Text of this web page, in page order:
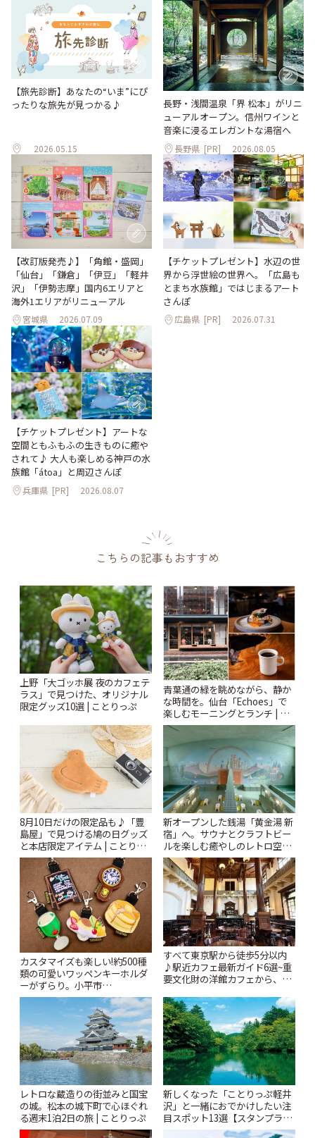
【旅先診断】あなたの“いま”にぴ
ったりな旅先が見つかる♪
2026.05.15
長野・浅間温泉「界 松本」がリニ
ューアルオープン。信州ワインと
音楽に浸るエレガントな湯宿へ
長野県 [PR] 2026.08.05
【改訂版発売♪】「角館・盛岡」
「仙台」「鎌倉」「伊豆」「軽井
沢」「伊勢志摩」国内6エリアと
海外1エリアがリニューアル
宮城県 2026.07.09
【チケットプレゼント】水辺の世
界から浮世絵の世界へ。「広島も
とまち水族館」ではじまるアート
さんぽ
広島県 [PR] 2026.07.31
【チケットプレゼント】アートな
空間ともふもふの生きものに癒や
されて♪ 大人も楽しめる神戸の水
族館「átoa」と周辺さんぽ
兵庫県 [PR] 2026.08.07
こちらの記事もおすすめ
上野「大ゴッホ展 夜のカフェテ
ラス」で見つけた、オリジナル
限定グッズ10選 | ことりっぷ
青葉通の緑を眺めながら、静か
な時間を。仙台「Echoes」で
楽しむモーニングとランチ | こ
とりっぷ
8月10日だけの限定品も♪「豊
島屋」で見つける鳩の日グッズ
と本店限定アイテム | ことりっ
ぷ
新オープンした銭湯「黄金湯 新
宿」へ。サウナとクラフトビー
ルを楽しむ癒やしのレトロ空間
| ことりっぷ
カスタマイズも楽しい!約500種
類の可愛いワッペンキーホルダ
ーがずらり。小平市
「Kimamaya T&K」 | ことりっ
すべて東京駅から徒歩5分以内
♪駅近カフェ最新ガイド6選~重
要文化財の洋館カフェから、改
りっぷ
レトロな蔵造りの街並みと国宝
の城。松本の城下町で心ほぐれ
る週末1泊2日の旅 | ことりっぷ
新しくなった「ことりっぷ軽井
沢」と一緒におでかけしたい注
目スポット13選【スタンプラリ
ー開催中】 | ことりっぷ